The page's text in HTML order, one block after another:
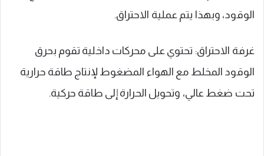
الوقود، وبهذا يتم عملية الاحتراق.
غرفة الاحتراق: تحتوي على محركات داخلية تقوم بحرق
الوقود المخلط مع الهواء المضغوط لإنتاج طاقة حرارية
تحت ضغط عالي، وتحويل الحرارة إلى طاقة حركية.